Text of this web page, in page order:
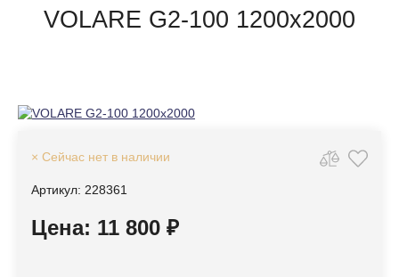
VOLARE G2-100 1200х2000
× Сейчас нет в наличии
Артикул: 228361
Цена: 11 800 ₽